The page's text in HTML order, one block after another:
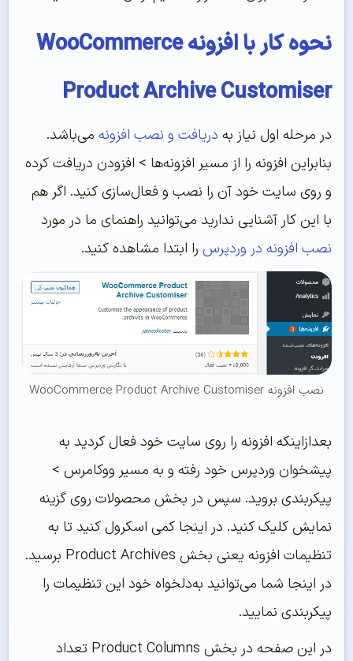
نحوه کار با افزونه WooCommerce
Product Archive Customiser
در مرحله اول نیاز به دریافت و نصب افزونه می‌باشد.
بنابراین افزونه را از مسیر افزونه‌ها > افزودن دریافت کرده
و روی سایت خود آن را نصب و فعال‌سازی کنید. اگر هم
با این کار آشنایی ندارید می‌توانید راهنمای ما در مورد
نصب افزونه در وردپرس را ابتدا مشاهده کنید.
نصب افزونه WooCommerce Product Archive Customiser
بعدازاینکه افزونه را روی سایت خود فعال کردید به
پیشخوان وردپرس خود رفته و به مسیر ووکامرس >
پیکربندی بروید. سپس در بخش محصولات روی گزینه
نمایش کلیک کنید. در اینجا کمی اسکرول کنید تا به
تنظیمات افزونه یعنی بخش Product Archives برسید.
در اینجا شما می‌توانید به‌دلخواه خود این تنظیمات را
پیکربندی نمایید.
در این صفحه در بخش Product Columns تعداد